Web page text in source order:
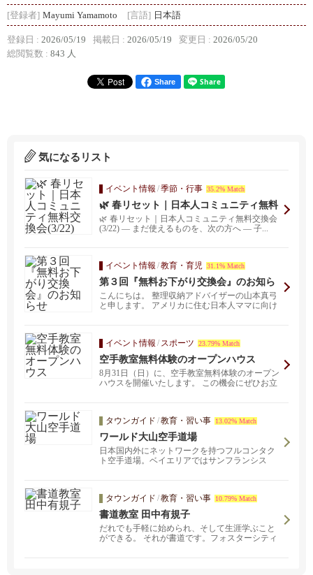
[登録者] Mayumi Yamamoto [言語] 日本語
登録日 : 2026/05/19 掲載日 : 2026/05/19 変更日 : 2026/05/20
総閲覧数 : 843 人
Share
気になるリスト
イベント情報 /季節・行事 35.2% Match
🌿 春リセット｜日本人コミュニティ無料
交換会(3/22)
🌿 春リセット｜日本人コミュニティ無料交換会
(3/22) ― まだ使えるものを、次の方へ ― 子...
イベント情報 /教育・育児 31.1% Match
第３回『無料お下がり交換会』のお知ら
せ
こんにちは。 整理収納アドバイザーの山本真弓
と申します。 アメリカに住む日本人ママに向け
イベント情報 / スポーツ 23.79% Match
空手教室無料体験のオープンハウス
8月31日（日）に、空手教室無料体験のオープン
ハウスを開催いたします。 この機会にぜひお立
タウンガイド /教育・習い事 13.02% Match
ワールド大山空手道場
日本国内外にネットワークを持つフルコンタク
ト空手道場。ベイエリアではサンフランシス
ちが稽古しています。見学・体験ご希望の方は
お気軽にご連絡ください。
タウンガイド /教育・習い事 10.79% Match
書道教室 田中有規子
だれでも手軽に始められ、そして生涯学ぶこと
ができる。 それが書道です。フォスターシティ